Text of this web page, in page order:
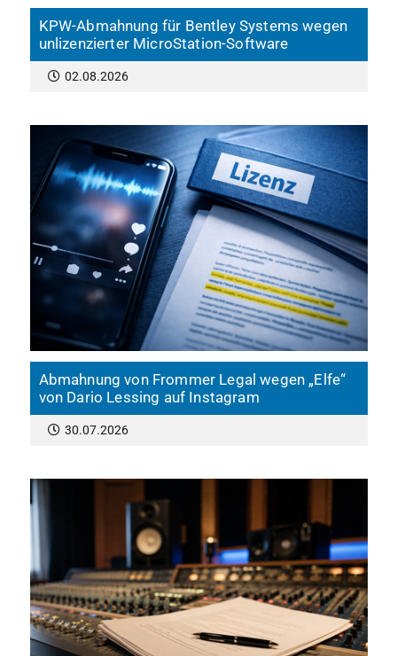
KPW-Abmahnung für Bentley Systems wegen
unlizenzierter MicroStation-Software
02.08.2026
Abmahnung von Frommer Legal wegen „Elfe“
von Dario Lessing auf Instagram
30.07.2026